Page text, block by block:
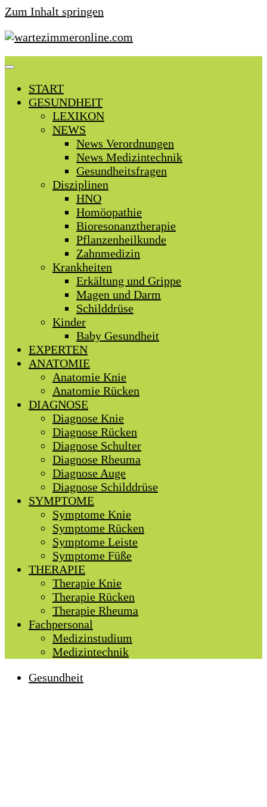
Zum Inhalt springen
START
GESUNDHEIT
LEXIKON
NEWS
News Verordnungen
News Medizintechnik
Gesundheitsfragen
Disziplinen
HNO
Homöopathie
Bioresonanztherapie
Pflanzenheilkunde
Zahnmedizin
Krankheiten
Erkältung und Grippe
Magen und Darm
Schilddrüse
Kinder
Baby Gesundheit
EXPERTEN
ANATOMIE
Anatomie Knie
Anatomie Rücken
DIAGNOSE
Diagnose Knie
Diagnose Rücken
Diagnose Schulter
Diagnose Rheuma
Diagnose Auge
Diagnose Schilddrüse
SYMPTOME
Symptome Knie
Symptome Rücken
Symptome Leiste
Symptome Füße
THERAPIE
Therapie Knie
Therapie Rücken
Therapie Rheuma
Fachpersonal
Medizinstudium
Medizintechnik
Gesundheit